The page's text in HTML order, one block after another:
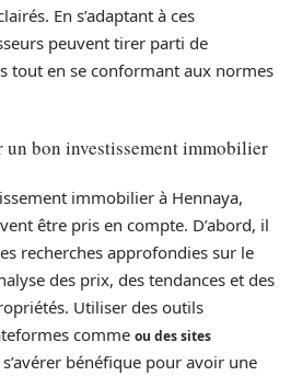
En s’adaptant à ces
peuvent tirer parti de
tout en se conformant aux normes
un bon investissement immobilier
immobilier à Hennaya,
être pris en compte. D’abord, il
recherches approfondies sur le
des prix, des tendances et des
Utiliser des outils
comme ou des sites
bénéfique pour avoir une